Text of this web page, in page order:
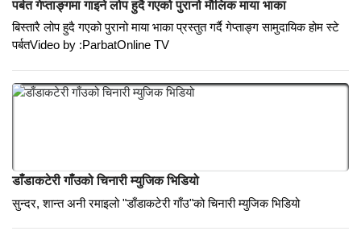
यात्रा महाशिला पर्बतको || Biggest Stone of Asia || बिहादी देखि महाशिला
सम्मको यात्रा. Video by: Parbat Online TV
बिस्तारै लोप हुदै गएको पुरानो माया भाका प्रस्तुत गर्दै गेप्ताङ्ग सामुदायिक होम स्टे
पर्बतVideo by :ParbatOnline TV